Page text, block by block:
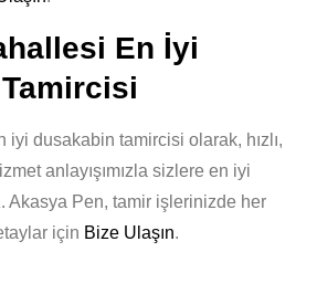
En İyi
iyi dusakabin tamircisi olarak, hızlı,
anlayışımızla sizlere en iyi
Akasya Pen, tamir işlerinizde her
için Bize Ulaşın.